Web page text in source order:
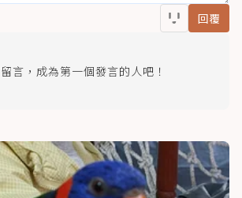
回覆
言，成為第一個發言的人吧！